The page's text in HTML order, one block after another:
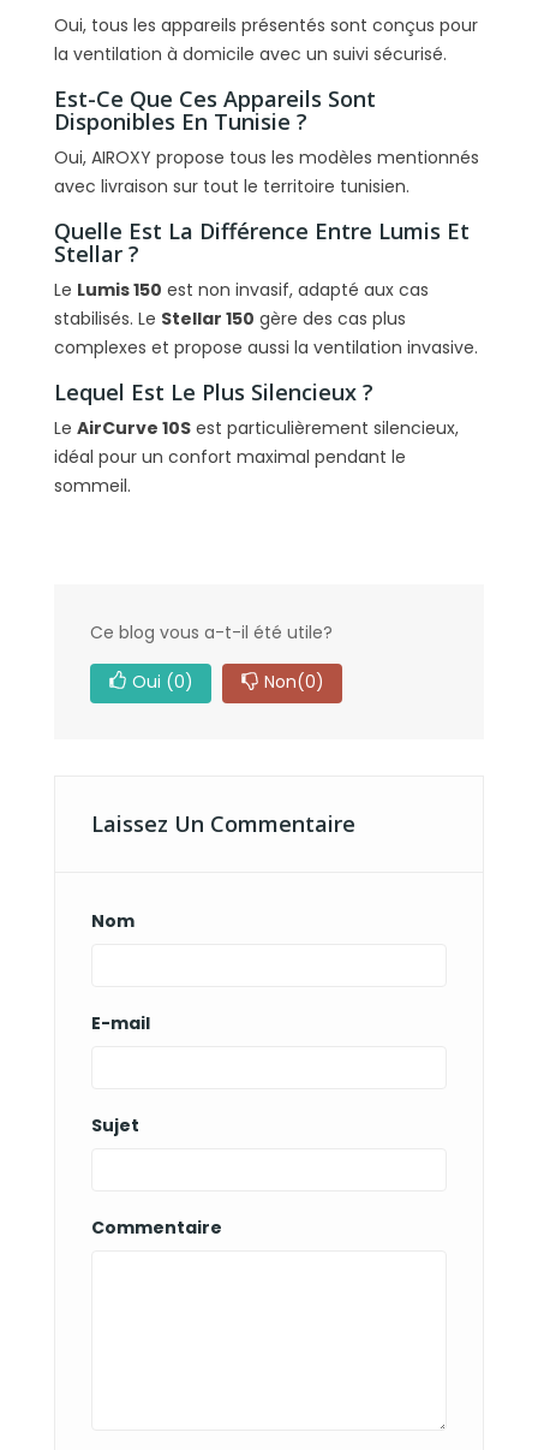
Oui, tous les appareils présentés sont conçus pour
la ventilation à domicile avec un suivi sécurisé.
Est-Ce Que Ces Appareils Sont
Disponibles En Tunisie ?
Oui, AIROXY propose tous les modèles mentionnés
avec livraison sur tout le territoire tunisien.
Quelle Est La Différence Entre Lumis Et
Stellar ?
Le Lumis 150 est non invasif, adapté aux cas
stabilisés. Le Stellar 150 gère des cas plus
complexes et propose aussi la ventilation invasive.
Lequel Est Le Plus Silencieux ?
Le AirCurve 10S est particulièrement silencieux,
idéal pour un confort maximal pendant le
sommeil.
Ce blog vous a-t-il été utile?
Oui (0) Non(0)
Laissez Un Commentaire
Nom
E-mail
Sujet
Commentaire